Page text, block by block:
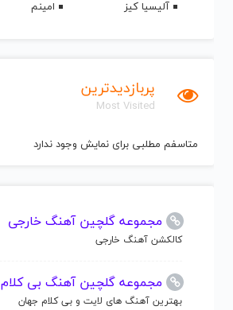
آلیسیا کیز
امینم
پربازدیدترین
Most Visited
متاسفم مطلبی برای نمایش وجود ندارد
مجموعه گلچین آهنگ خارجی
کالکشن آهنگ خارجی
مجموعه گلچین آهنگ بی کلام
بهترین آهنگ های لایت و بی کلام جهان